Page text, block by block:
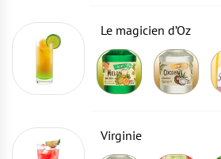
Le magicien d’Oz
Virginie